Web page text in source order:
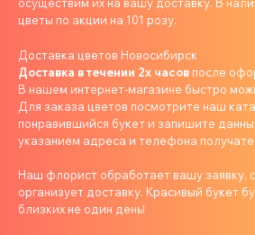
осуществим их на вашу доставку. В
цветы по акции на 101 розу.
Доставка цветов Новосибирск
Доставка в течении 2х часов после
В нашем интернет-магазине быстро
Для заказа цветов посмотрите наш
понравившийся букет и запишите
указанием адреса и телефона
Наш флорист обработает вашу заявку,
организует доставку. Красивый букет
близких не один день!